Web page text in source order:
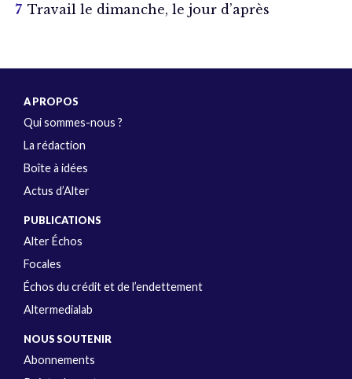
Travail le dimanche, le jour d’après
A PROPOS
Qui sommes-nous ?
La rédaction
Boîte à idées
Actus d’Alter
PUBLICATIONS
Alter Échos
Focales
Échos du crédit et de l’endettement
Altermedialab
NOUS SOUTENIR
Abonnements